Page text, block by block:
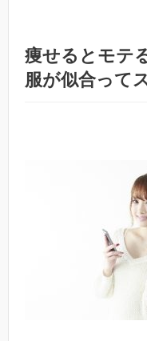
痩せるとモテ
服が似合って